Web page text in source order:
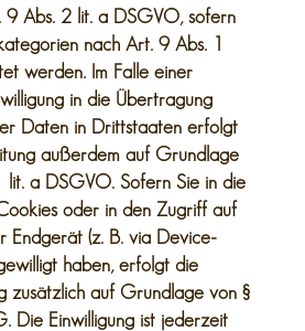
9 Abs. 2 lit. a DSGVO, sofern
nach Art. 9 Abs. 1
werden. Im Falle einer
in die Übertragung
Daten in Drittstaaten erfolgt
außerdem auf Grundlage
a DSGVO. Sofern Sie in die
oder in den Zugriff auf
Endgerät (z. B. via Device-
haben, erfolgt die
zusätzlich auf Grundlage von §
Die Einwilligung ist jederzeit